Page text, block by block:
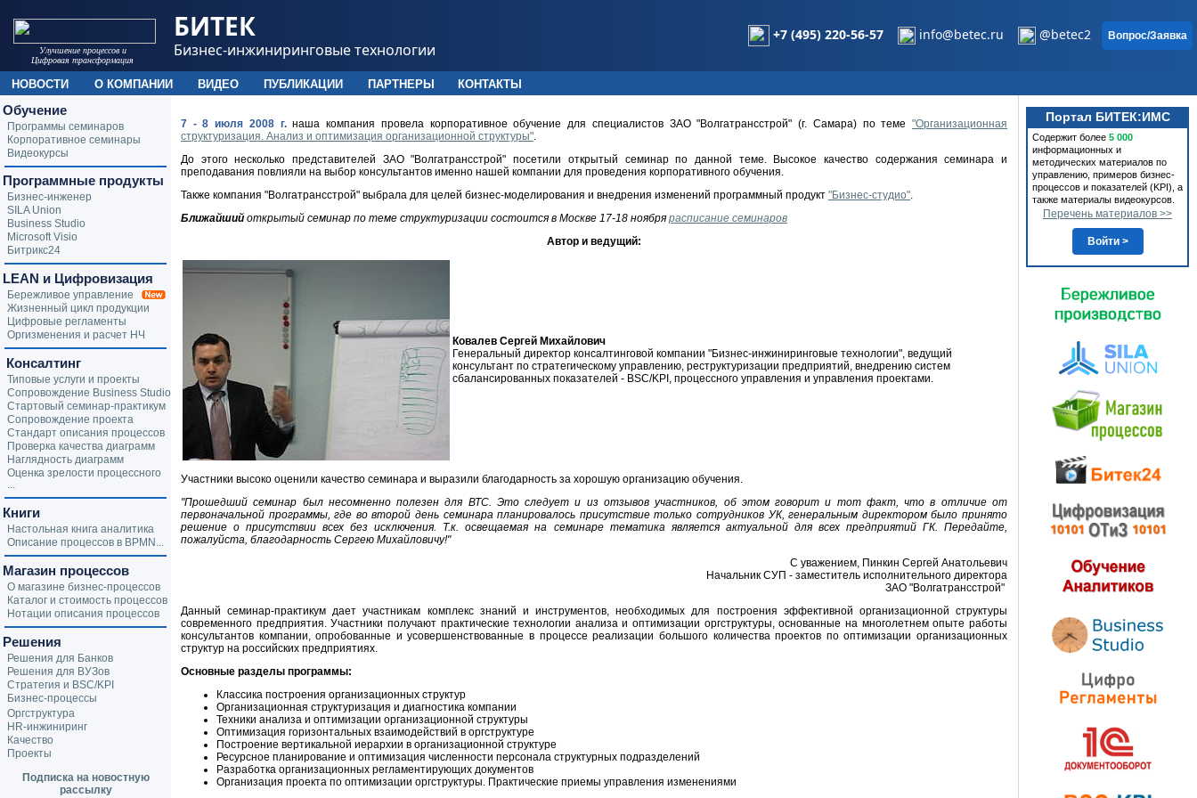
7 - 8 июля 2008 г.наша компания провела корпоративное обучение для специалистов ЗАО "Волгатрансстрой" (г. Самара) по теме"Организационная
структуризация. Анализ и оптимизация организационной структуры".
До этого несколько представителей ЗАО "Волгатрансстрой" посетили открытый семинар по данной теме. Высокое качество содержания семинара и
преподавания повлияли на выбор консультантов именно нашей компании для проведения корпоративного обучения.
Также компания "Волгатрансстрой" выбрала для целей бизнес-моделирования и внедрения изменений программный продукт "Бизнес-студио".
Ближайший открытый семинар по теме структуризации состоится в Москве 17-18 ноября расписание семинаров
Автор и ведущий:
Ковалев Сергей Михайлович
Генеральный директор консалтинговой компании "Бизнес-инжиниринговые технологии", ведущий
консультант по стратегическому управлению, реструктуризации предприятий, внедрению систем
сбалансированных показателей - BSC/KPI, процессного управления и управления проектами.
Участники высоко оценили качество семинара и выразили благодарность за хорошую организацию обучения.
"Прошедший семинар был несомненно полезен для ВТС. Это следует и из отзывов участников, об этом говорит и тот факт, что в отличие от
первоначальной программы, где во второй день семинара планировалось присутствие только сотрудников УК, генеральным директором было принято
решение о присутствии всех без исключения. Т.к. освещаемая на семинаре тематика является актуальной для всех предприятий ГК. Передайте,
пожалуйста, благодарность Сергею Михайловичу!"
С уважением, Пинкин Сергей Анатольевич
Начальник СУП - заместитель исполнительного директора
ЗАО "Волгатрансстрой"
Данный семинар-практикум дает участникам комплекс знаний и инструментов, необходимых для построения эффективной организационной структуры
современного предприятия. Участники получают практические технологии анализа и оптимизации оргструктуры, основанные на многолетнем опыте работы
консультантов компании, опробованные и усовершенствованные в процессе реализации большого количества проектов по оптимизации организационных
структур на российских предприятиях.
Основные разделы программы:
Классика построения организационных структур
Организационная структуризация и диагностика компании
Техники анализа и оптимизации организационной структуры
Оптимизация горизонтальных взаимодействий в оргструктуре
Построение вертикальной иерархии в организационной структуре
Ресурсное планирование и оптимизация численности персонала структурных подразделений
Разработка организационных регламентирующих документов
Организация проекта по оптимизации оргструктуры. Практические приемы управления изменениями
Портал БИТЕК:ИМС
Содержит более 5 000
информационных и
методических материалов по
управлению, примеров бизнес-
процессов и показателей (KPI), а
также материалы видеокурсов.
Перечень материалов >>
Войти >
Обучение
Программы семинаров
Корпоративное семинары
Видеокурсы
Программные продукты
Бизнес-инженер
SILA Union
Business Studio
Microsoft Visio
Битрикс24
LEAN и Цифровизация
Бережливое управление
Жизненный цикл продукции
Цифровые регламенты
Оргизменения и расчет НЧ
Консалтинг
Типовые услуги и проекты
Сопровождение Business Studio
Стартовый семинар-практикум
Сопровождение проекта
Стандарт описания процессов
Проверка качества диаграмм
Наглядность диаграмм
Оценка зрелости процессного
...
Книги
Настольная книга аналитика
Описание процессов в BPMN...
Магазин процессов
О магазине бизнес-процессов
Каталог и стоимость процессов
Нотации описания процессов
Решения
Решения для Банков
Решения для ВУЗов
Стратегия и BSC/KPI
Бизнес-процессы
Оргструктура
HR-инжиниринг
Качество
Проекты
Подписка на новостную
рассылку
Улучшение процессов и
Цифровая трансформация
БИТЕК
Бизнес-инжиниринговые технологии
+7 (495) 220-56-57 info@betec.ru @betec2 Вопрос/Заявка
НОВОСТИ О КОМПАНИИ ВИДЕО ПУБЛИКАЦИИ ПАРТНЕРЫ КОНТАКТЫ